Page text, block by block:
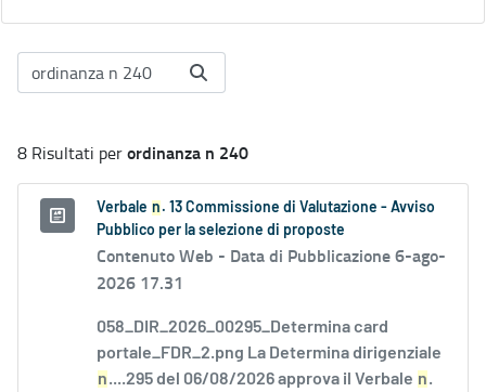
8 Risultati perordinanza n 240
Verbale n . 13 Commissione di Valutazione - Avviso
Pubblico per la selezione di proposte
Contenuto Web - Data di Pubblicazione 6-ago-
2026 17.31
058_DIR_2026_00295_Determina card
portale_FDR_2.png La Determina dirigenziale
n....295 del 06/08/2026 approva il Verbale n.